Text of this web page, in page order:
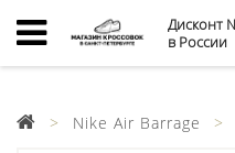
Дисконт
в России
Nike Air Barrage